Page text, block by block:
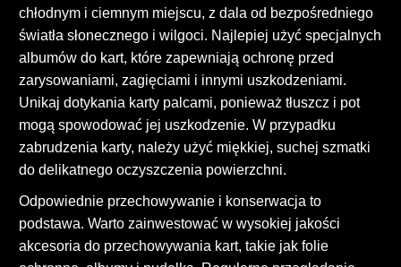
chłodnym i ciemnym miejscu, z dala od bezpośredniego
światła słonecznego i wilgoci. Najlepiej użyć specjalnych
albumów do kart, które zapewniają ochronę przed
zarysowaniami, zagięciami i innymi uszkodzeniami.
Unikaj dotykania karty palcami, ponieważ tłuszcz i pot
mogą spowodować jej uszkodzenie. W przypadku
zabrudzenia karty, należy użyć miękkiej, suchej szmatki
do delikatnego oczyszczenia powierzchni.
Odpowiednie przechowywanie i konserwacja to
podstawa. Warto zainwestować w wysokiej jakości
akcesoria do przechowywania kart, takie jak folie